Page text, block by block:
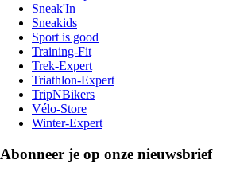
Sneak'In
Sneakids
Sport is good
Training-Fit
Trek-Expert
Triathlon-Expert
TripNBikers
Vélo-Store
Winter-Expert
Abonneer je op onze nieuwsbrief